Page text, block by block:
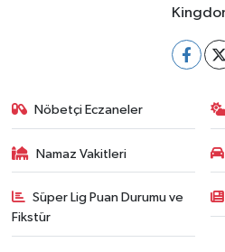
Nöbetçi Eczaneler
Namaz Vakitleri
Süper Lig Puan Durumu ve
Fikstür